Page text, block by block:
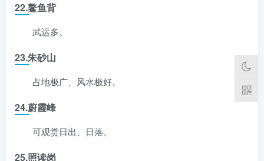
22.鳌鱼背
武运多。
23.朱砂山
占地极广、风水极好。
24.蔚霞峰
可观赏日出、日落。
25.照读岗